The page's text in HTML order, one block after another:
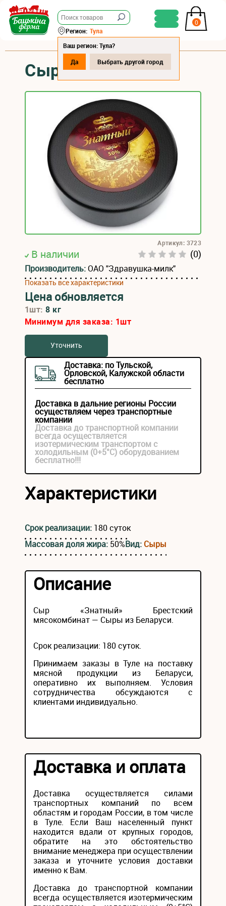
0
Регион: Тула
Ваш регион: Тула?
Да
Выбрать другой город
Сыр «Знатный»
В наличии (0)
Артикул: 3723
Производитель:ОАО "Здравушка-милк"
Показать все характеристики
Цена обновляется
1шт:8 кг
Минимум для заказа: 1шт
Уточнить
Доставка: по Тульской,
Орловской, Калужской области
бесплатно
Доставка в дальние регионы России
осуществляем через транспортные
компании
Доставка до транспортной компании
всегда осуществляется
изотермическим транспортом с
холодильным (0+5°С) оборудованием
бесплатно!!!
Характеристики
Срок реализации: 180 суток
Массовая доля жира: 50%Вид: Сыры
Описание
Сыр «Знатный» Брестский
мясокомбинат — Сыры из Беларуси.
Срок реализации: 180 суток.
Принимаем заказы в Туле на поставку
мясной продукции из Беларуси,
оперативно их выполняем. Условия
сотрудничества обсуждаются с
клиентами индивидуально.
Доставка и оплата
Доставка осуществляется силами
транспортных компаний по всем
областям и городам России, в том числе
в Туле. Если Ваш населенный пункт
находится вдали от крупных городов,
обратите на это обстоятельство
внимание менеджера при осуществлении
заказа и уточните условия доставки
именно к Вам.
Доставка до транспортной компании
всегда осуществляется изотермическим